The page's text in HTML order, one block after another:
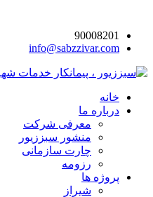
90008201
info@sabzzivar.com
خانه
درباره ما
معرفی شرکت
منشور سبززیور
چارت سازمانی
رزومه
پروژه ها
شیراز